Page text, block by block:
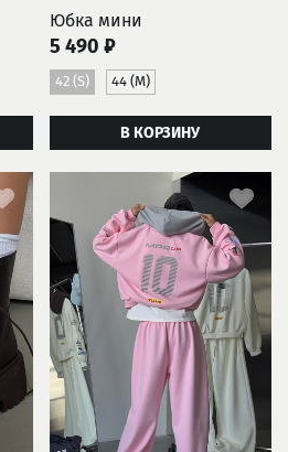
Юбка мини
5 490 ₽
В КОРЗИНУ
42 (S) 44 (M)